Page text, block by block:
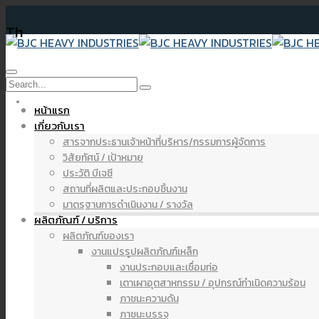
Th
หน้าแรก
เกี่ยวกับเรา
สารจากประธานเจ้าหน้าที่บริหาร/กรรมการผู้จัดการ
วิสัยทัศน์ / เป้าหมาย
ประวัติ บีเจซี
สถานที่ผลิตและประกอบชิ้นงาน
มาตรฐานการดำเนินงาน / รางวัล
ผลิตภัณฑ์ / บริการ
ผลิตภัณฑ์ของเรา
งานแปรรูปผลิตภัณฑ์เหล็ก
งานประกอบและเชื่อมท่อ
เตาเผาอุตสาหกรรม / อุปกรณ์กำเนิดความร้อน
ภาชนะความดัน
ภาชนะบรรจุ